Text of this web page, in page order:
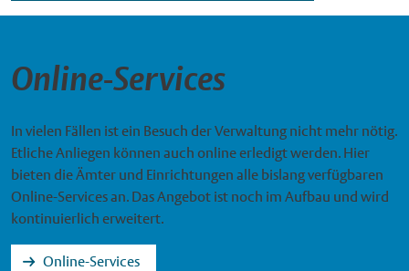
Online-Services
In vielen Fällen ist ein Besuch der Verwaltung nicht mehr nötig.
Etliche Anliegen können auch online erledigt werden. Hier
bieten die Ämter und Einrichtungen alle bislang verfügbaren
Online-Services an. Das Angebot ist noch im Aufbau und wird
kontinuierlich erweitert.
Online-Services